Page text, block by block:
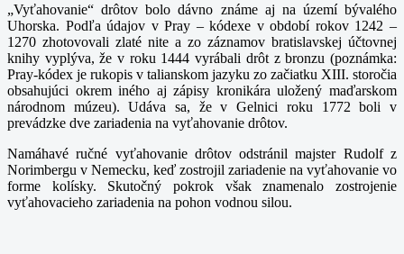
„Vyťahovanie“ drôtov bolo dávno známe aj na území bývalého
Uhorska. Podľa údajov v Pray – kódexe v období rokov 1242 –
1270 zhotovovali zlaté nite a zo záznamov bratislavskej účtovnej
knihy vyplýva, že v roku 1444 vyrábali drôt z bronzu (poznámka:
Pray-kódex je rukopis v talianskom jazyku zo začiatku XIII. storočia
obsahujúci okrem iného aj zápisy kronikára uložený maďarskom
národnom múzeu). Udáva sa, že v Gelnici roku 1772 boli v
prevádzke dve zariadenia na vyťahovanie drôtov.
Namáhavé ručné vyťahovanie drôtov odstránil majster Rudolf z
Norimbergu v Nemecku, keď zostrojil zariadenie na vyťahovanie vo
forme kolísky. Skutočný pokrok však znamenalo zostrojenie
vyťahovacieho zariadenia na pohon vodnou silou.